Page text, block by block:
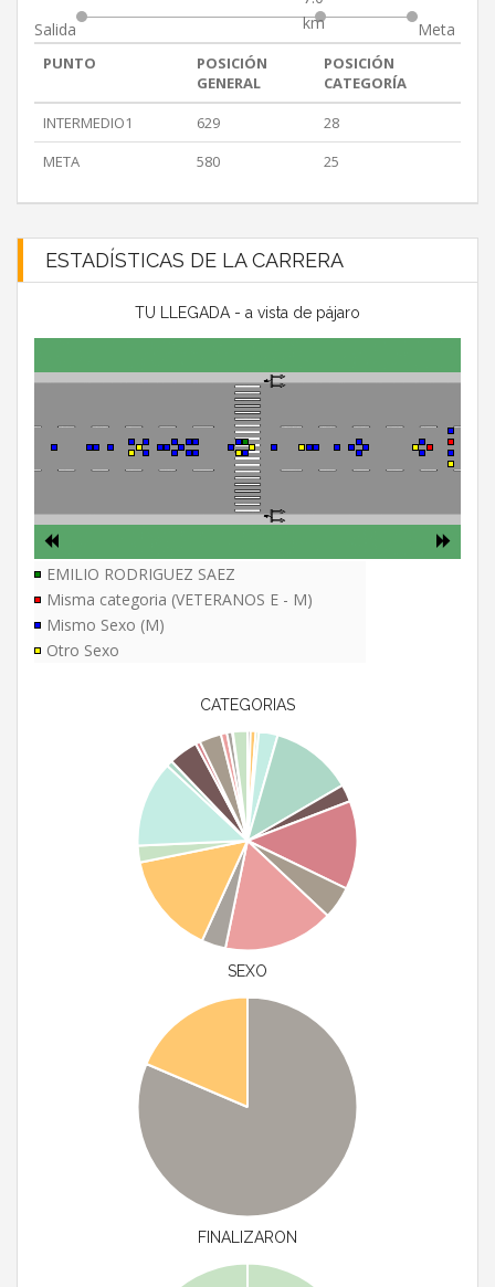
Salida
km
Meta
PUNTO
POSICIÓN
GENERAL
POSICIÓN
CATEGORÍA
INTERMEDIO1
629
28
META
580 25
ESTADÍSTICAS DE LA CARRERA
TU LLEGADA - a vista de pájaro
EMILIO RODRIGUEZ SAEZ
Misma categoria (VETERANOS E - M)
Mismo Sexo (M)
Otro Sexo
CATEGORIAS
SEXO
FINALIZARON